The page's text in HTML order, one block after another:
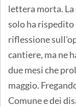
lettera morta.
solo ha
riflessione
cantiere, ma ne
due mesi che
maggio.
Comune e dei